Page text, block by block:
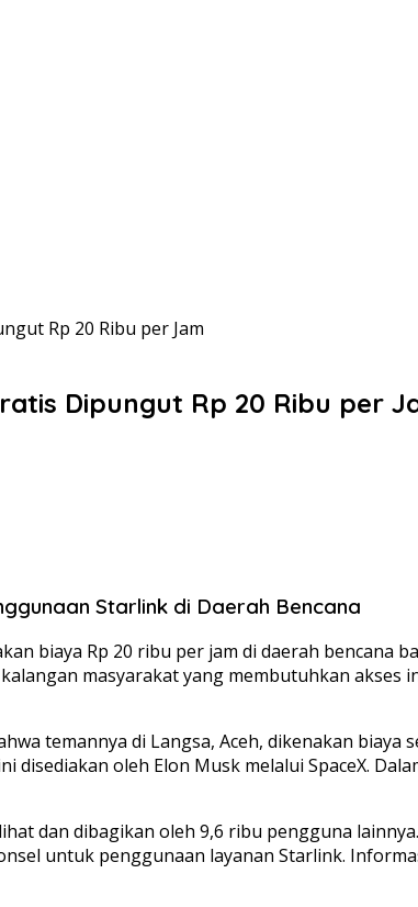
Rp 20 Ribu per Jam
Dipungut Rp 20 Ribu per
Starlink di Daerah Bencana
biaya Rp 20 ribu per jam di daerah bencana
masyarakat yang membutuhkan
temannya di Langsa, Aceh, dikenakan
oleh Elon Musk melalui SpaceX.
dan dibagikan oleh 9,6 ribu pengguna
untuk penggunaan layanan Starlink.